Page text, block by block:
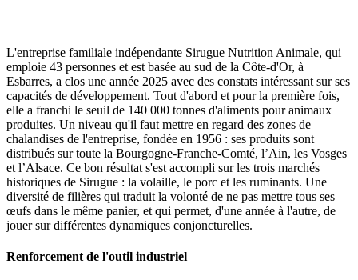
L'entreprise familiale indépendante Sirugue Nutrition Animale, qui
emploie 43 personnes et est basée au sud de la Côte-d'Or, à
Esbarres, a clos une année 2025 avec des constats intéressant sur ses
capacités de développement. Tout d'abord et pour la première fois,
elle a franchi le seuil de 140 000 tonnes d'aliments pour animaux
produites. Un niveau qu'il faut mettre en regard des zones de
chalandises de l'entreprise, fondée en 1956 : ses produits sont
distribués sur toute la Bourgogne-Franche-Comté, l’Ain, les Vosges
et l’Alsace. Ce bon résultat s'est accompli sur les trois marchés
historiques de Sirugue : la volaille, le porc et les ruminants. Une
diversité de filières qui traduit la volonté de ne pas mettre tous ses
œufs dans le même panier, et qui permet, d'une année à l'autre, de
jouer sur différentes dynamiques conjoncturelles.
Renforcement de l'outil industriel